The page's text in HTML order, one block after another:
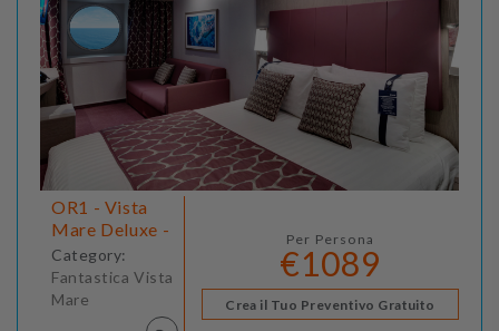
OR1 - Vista
Mare Deluxe -
Category:
Fantastica Vista
Mare
Per Persona
€1089
Crea il Tuo Preventivo Gratuito